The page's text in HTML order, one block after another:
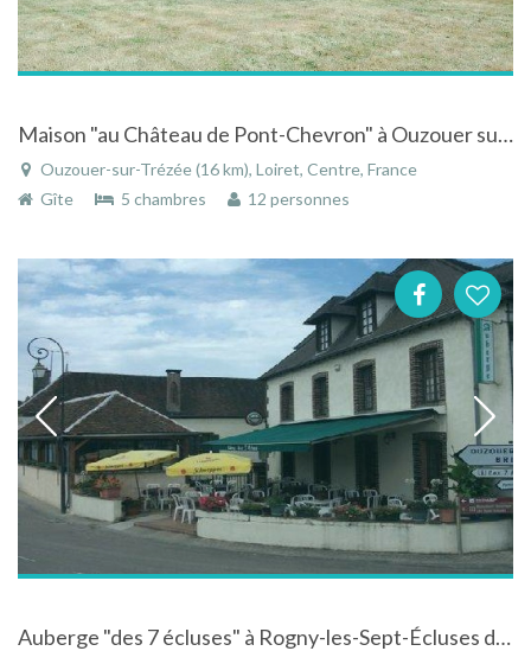
Maison "au Château de Pont-Chevron" à Ouzouer sur Trézée - Loiret - Centre dans le parc du château
Ouzouer-sur-Trézée (16 km), Loiret, Centre, France
Gîte
5 chambres 12 personnes
Auberge "des 7 écluses" à Rogny-les-Sept-Écluses dans l'Yonne en Bourgogne